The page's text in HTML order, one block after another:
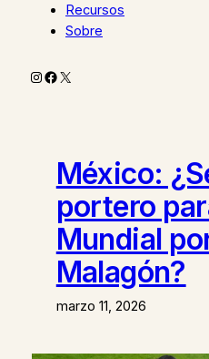
Recursos
Sobre
Instagram
Facebook
X
México:
portero
Mundial
Malagón?
marzo 11, 2026